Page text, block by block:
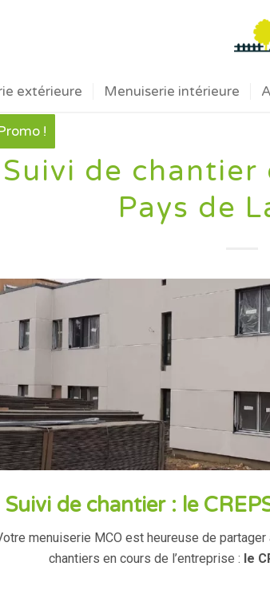
extérieure Menuiserie intérieure
!
Suivi de chantier
Pays de
Suivi de chantier : le
menuiserie MCO est heureuse de
chantiers en cours de l’entreprise : le